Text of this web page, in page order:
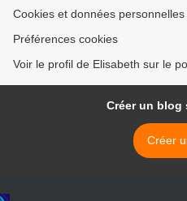
Cookies et données personnelles
Préférences cookies
Voir le profil de Elisabeth sur le
Créer un blog
Créer